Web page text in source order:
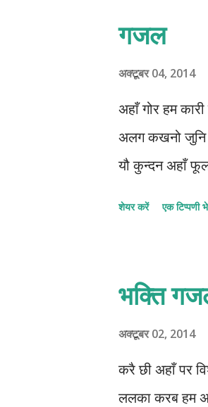
गजल
अक्टूबर 04, 2014
अहाँ गोर हम
अलग कखनो जुनि
यौ कुन्दन अहाँ
शेयर करें एक टिप्पणी
भक्ति
अक्टूबर 02, 2014
करै छी अहाँ पर
ललका करब हम